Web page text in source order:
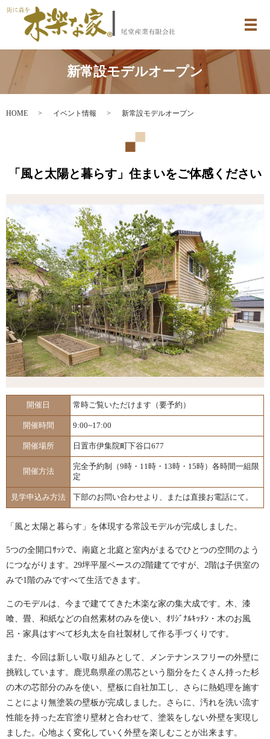
メ
新常設モデルオープン
HOME イベント情報 新常設モデルオープン
「風と太陽と暮らす」住まいをご体感ください
開催日 常時ご覧いただけます（要予約）
開催時間 9:00~17:00
開催場所 日置市伊集院町下谷口677
開催方法
完全予約制（9時・11時・13時・15時）各時間一組限
定
見学申込み方法 下部のお問い合わせより、または直接お電話にて。
「風と太陽と暮らす」を体現する常設モデルが完成しました。
5つの全開口ｻｯｼで、南庭と北庭と室内がまるでひとつの空間のよう
につながります。29坪平屋ベースの2階建てですが、2階は子供室の
みで1階のみですべて生活できます。
このモデルは、今まで建ててきた木楽な家の集大成です。木、漆
喰、畳、和紙などの自然素材のみを使い、ｵﾘｼﾞﾅﾙｷｯﾁﾝ・木のお風
呂・家具はすべて杉丸太を自社製材して作る手づくりです。
また、今回は新しい取り組みとして、メンテナンスフリーの外壁に
挑戦しています。鹿児島県産の黒芯という脂分をたくさん持った杉
の木の芯部分のみを使い、壁板に自社加工し、さらに熱処理を施す
ことにより無塗装の壁板が完成しました。さらに、汚れを洗い流す
性能を持った左官塗り壁材と合わせて、塗装をしない外壁を実現し
ました。心地よく変化していく外壁を楽しむことが出来ます。